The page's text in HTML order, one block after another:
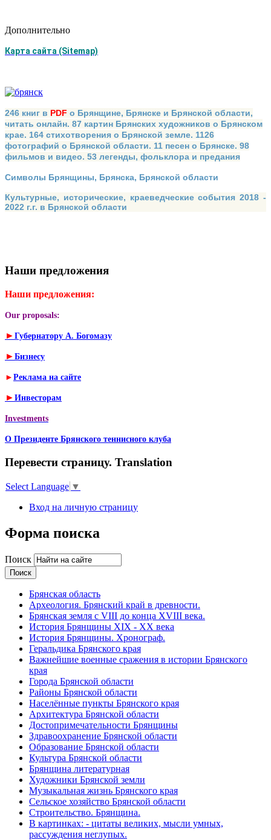
Дополнительно
Карта сайта (Sitemap)
246 книг в PDF о Брянщине, Брянске и Брянской области,
читать онлайн. 87 картин Брянских художников о Брянском
крае. 164 стихотворения о Брянской земле. 1126
фотографий о Брянской области. 11 песен о Брянске. 98
фильмов и видео. 53 легенды, фольклора и предания
Символы Брянщины, Брянска, Брянской области
Культурные, исторические, краеведческие события 2018 -
2022 г.г. в Брянской области
Наши предложения
Наши предложения:
Our proposals:
► Губернатору А. Богомазу
► Бизнесу
► Реклама на сайте
► Инвесторам
Investments
О Президенте Брянского теннисного клуба
Перевести страницу. Translation
Select Language ▼
Вход на личную страницу
Форма поиска
Поиск
Брянская область
Археология. Брянский край в древности.
Брянская земля с VIII до конца XVIII века.
История Брянщины XIX - XX века
История Брянщины. Хронограф.
Геральдика Брянского края
Важнейшие военные сражения в истории Брянского
края
Города Брянской области
Районы Брянской области
Населённые пункты Брянского края
Архитектура Брянской области
Достопримечательности Брянщины
Здравоохранение Брянской области
Образование Брянской области
Культура Брянской области
Брянщина литературная
Художники Брянской земли
Музыкальная жизнь Брянского края
Сельское хозяйство Брянской области
Строительство. Брянщина.
В картинках: - цитаты великих, мысли умных,
рассуждения неглупых.